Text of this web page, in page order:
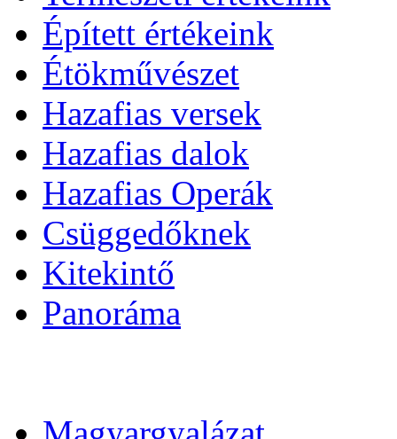
Épített értékeink
Étökművészet
Hazafias versek
Hazafias dalok
Hazafias Operák
Csüggedőknek
Kitekintő
Panoráma